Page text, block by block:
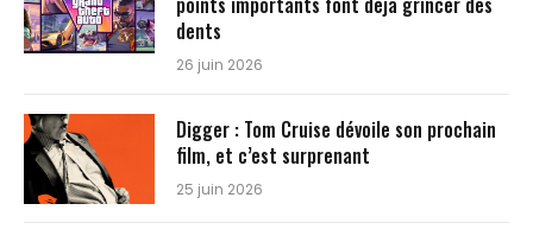
dents
26 juin 2026
Digger : Tom Cruise dévoile son prochain
film, et c’est surprenant
25 juin 2026